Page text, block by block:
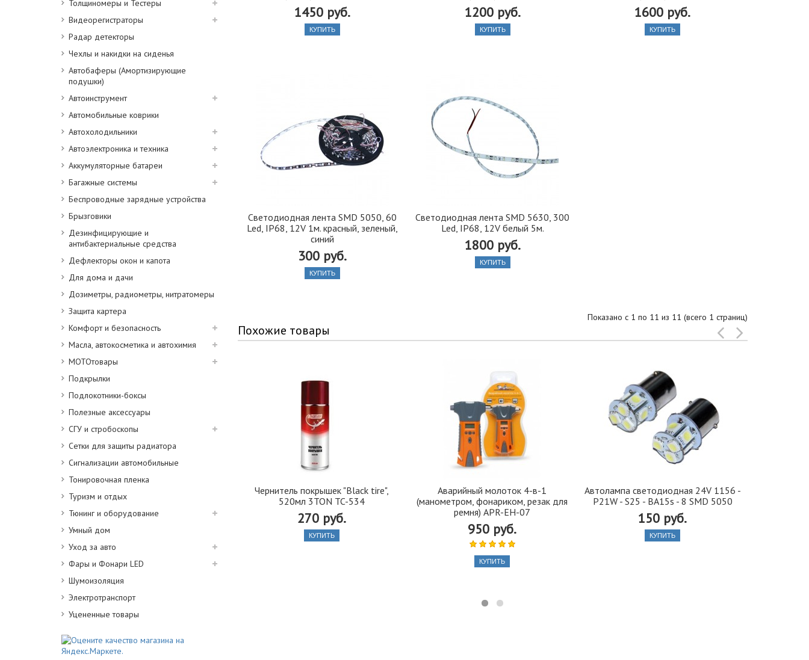
Толщиномеры и Тестеры
Видеорегистраторы
Радар детекторы
Чехлы и накидки на сиденья
Автобаферы (Амортизирующие
подушки)
Автоинструмент
Автомобильные коврики
Автохолодильники
Автоэлектроника и техника
Аккумуляторные батареи
Багажные системы
Беспроводные зарядные устройства
Брызговики
Дезинфицирующие и
антибактериальные средства
Дефлекторы окон и капота
Для дома и дачи
Дозиметры, радиометры, нитратомеры
Защита картера
Комфорт и безопасность
Масла, автокосметика и автохимия
МОТОтовары
Подкрылки
Подлокотники-боксы
Полезные аксессуары
СГУ и стробоскопы
Сетки для защиты радиатора
Сигнализации автомобильные
Тонировочная пленка
Туризм и отдых
Тюнинг и оборудование
Умный дом
Уход за авто
Фары и Фонари LED
Шумоизоляция
Электротранспорт
Уцененные товары
1450 руб.
КУПИТЬ
1200 руб.
КУПИТЬ
1600 руб.
КУПИТЬ
Светодиодная лента SMD 5050, 60
Led, IP68, 12V 1м. красный, зеленый,
синий
300 руб.
КУПИТЬ
Светодиодная лента SMD 5630, 300
Led, IP68, 12V белый 5м.
1800 руб.
КУПИТЬ
Показано с 1 по 11 из 11 (всего 1 страниц)
Похожие товары
Чернитель покрышек "Black tire",
520мл 3TON TC-534
270 руб.
КУПИТЬ
Аварийный молоток 4-в-1
(манометром, фонариком, резак для
ремня) APR-EH-07
950 руб.
КУПИТЬ
Автолампа cветодиодная 24V 1156 -
P21W - S25 - BA15s - 8 SMD 5050
150 руб.
КУПИТЬ